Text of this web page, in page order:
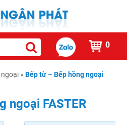
0
ngoại » Bếp từ – Bếp hồng ngoại
ngoại FASTER